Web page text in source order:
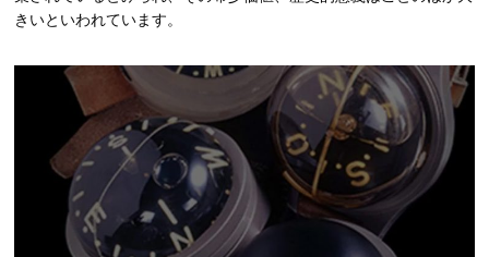
きいといわれています。